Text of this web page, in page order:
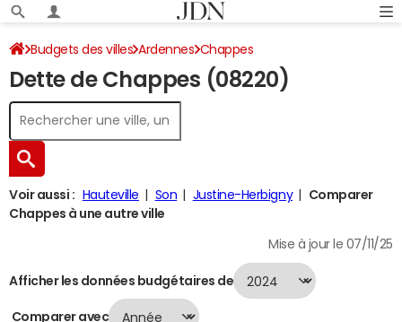
Budgets des villes Ardennes Chappes
Dette au 31/12/2024
Dette de Chappes (08220)
Voir aussi : Hauteville Son Justine-Herbigny
Comparer
Chappes à une autre ville
Mise à jour le 07/11/25
Afficher les données budgétaires de
Comparer avec